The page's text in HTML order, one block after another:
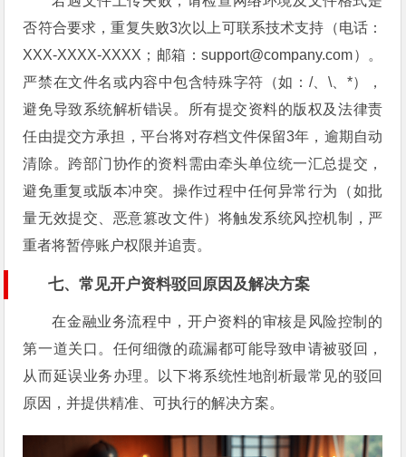
否符合要求，重复失败3次以上可联系技术支持（电话：
XXX-XXXX-XXXX；邮箱：support@company.com）。
严禁在文件名或内容中包含特殊字符（如：/、\、*），
避免导致系统解析错误。所有提交资料的版权及法律责
任由提交方承担，平台将对存档文件保留3年，逾期自动
清除。跨部门协作的资料需由牵头单位统一汇总提交，
避免重复或版本冲突。操作过程中任何异常行为（如批
量无效提交、恶意篡改文件）将触发系统风控机制，严
重者将暂停账户权限并追责。
七、常见开户资料驳回原因及解决方案
在金融业务流程中，开户资料的审核是风险控制的
第一道关口。任何细微的疏漏都可能导致申请被驳回，
从而延误业务办理。以下将系统性地剖析最常见的驳回
原因，并提供精准、可执行的解决方案。